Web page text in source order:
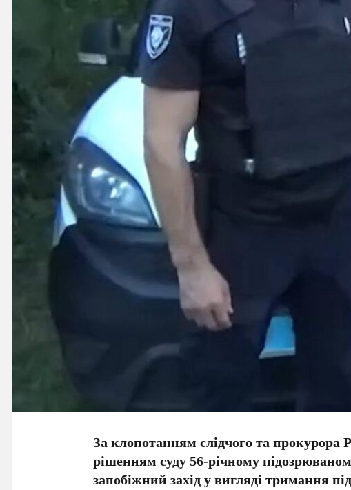
За клопотанням слідчого та прокурора
рішенням суду 56-річному
запобіжний захід у вигляді тримання